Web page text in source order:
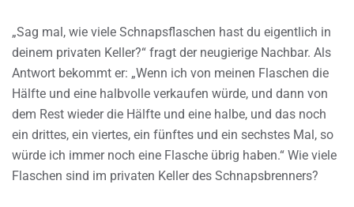
„Sag mal, wie viele Schnapsflaschen hast du eigentlich in
deinem privaten Keller?“ fragt der neugierige Nachbar. Als
Antwort bekommt er: „Wenn ich von meinen Flaschen die
Hälfte und eine halbvolle verkaufen würde, und dann von
dem Rest wieder die Hälfte und eine halbe, und das noch
ein drittes, ein viertes, ein fünftes und ein sechstes Mal, so
würde ich immer noch eine Flasche übrig haben.“ Wie viele
Flaschen sind im privaten Keller des Schnapsbrenners?